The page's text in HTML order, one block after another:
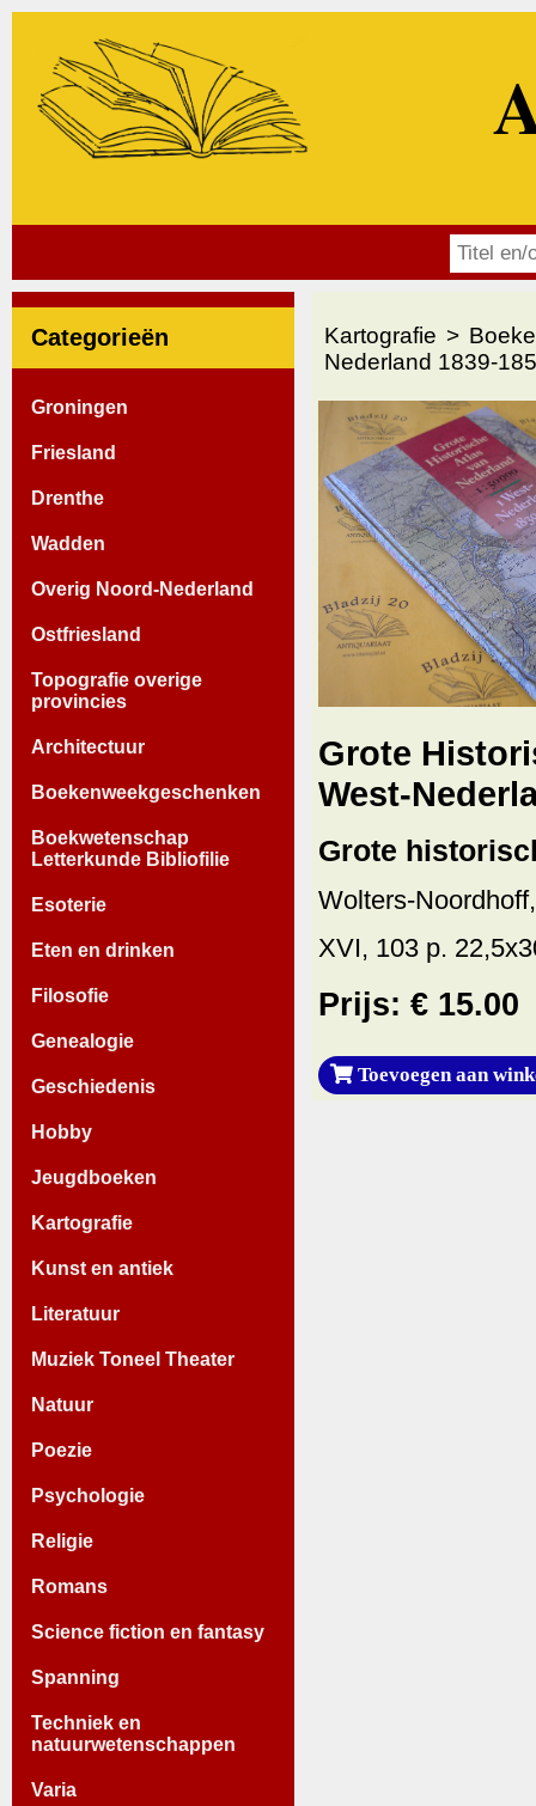
Categorieën
Groningen
Friesland
Drenthe
Wadden
Overig Noord-Nederland
Ostfriesland
Topografie overige
provincies
Architectuur
Boekenweekgeschenken
Boekwetenschap
Letterkunde Bibliofilie
Esoterie
Eten en drinken
Filosofie
Genealogie
Geschiedenis
Hobby
Jeugdboeken
Kartografie
Kunst en antiek
Literatuur
Muziek Toneel Theater
Natuur
Poezie
Psychologie
Religie
Romans
Science fiction en fantasy
Spanning
Techniek en
natuurwetenschappen
Varia
Kartografie
Nederland 1839-
Grote
West-
Grote
Wolters-
XVI, 103 p.
Prijs: € 15.00
Toevoegen aan